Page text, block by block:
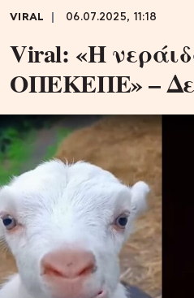
VIRAL 06.07.2025, 11:18
Viral: «Η
ΟΠΕΚΕΠΕ» –